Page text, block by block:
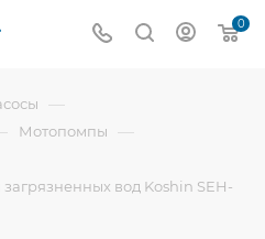
0
—
Мотопомпы —
вод Koshin SEH-